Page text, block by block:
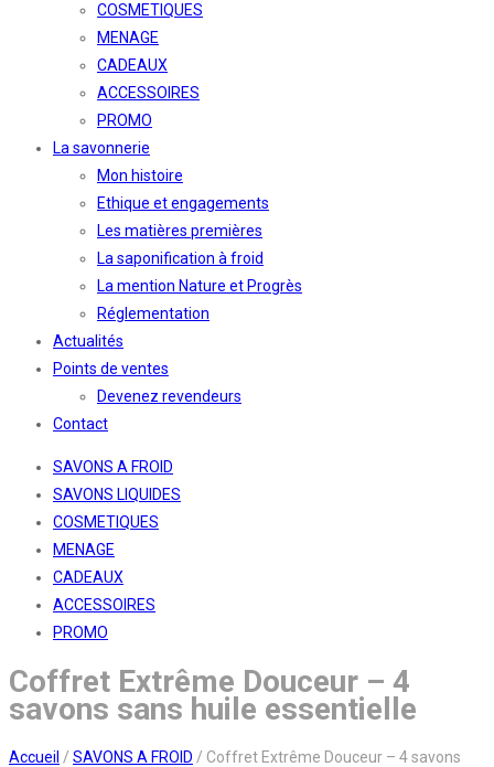
COSMETIQUES
MENAGE
CADEAUX
ACCESSOIRES
PROMO
La savonnerie
Mon histoire
Ethique et engagements
Les matières premières
La saponification à froid
La mention Nature et Progrès
Réglementation
Actualités
Points de ventes
Devenez revendeurs
Contact
SAVONS A FROID
SAVONS LIQUIDES
COSMETIQUES
MENAGE
CADEAUX
ACCESSOIRES
PROMO
Coffret Extrême Douceur – 4
savons sans huile essentielle
Accueil / SAVONS A FROID / Coffret Extrême Douceur – 4 savons